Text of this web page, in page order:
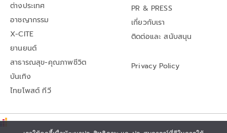
ต่างประเทศ
อาชญากรรม
X-CITE
ยานยนต์
สาธารณสุข-คุณภาพชีวิต
บันเทิง
ไทยโพสต์ ทีวี
PR & PRESS
เกี่ยวกับเรา
ติดต่อและ สนับสนุน
Privacy Policy